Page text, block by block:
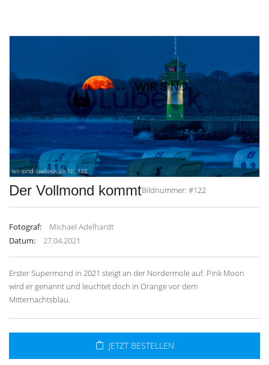
Der Vollmond kommtBildnummer: #122
Fotograf:
Michael Adelhardt
Datum:
27.04.2021
Erster Supermond in 2021 steigt an der Nordermole auf. Pink Moon
wird er genannt und leuchtet doch in Orange vor dem
Mitternachtsblau.
JETZT BESTELLEN